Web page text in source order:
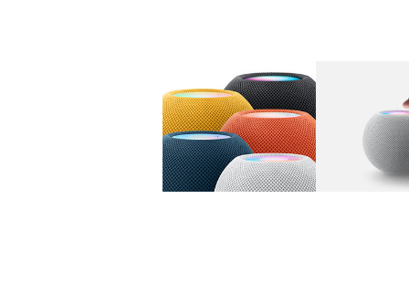
图库 图像 1